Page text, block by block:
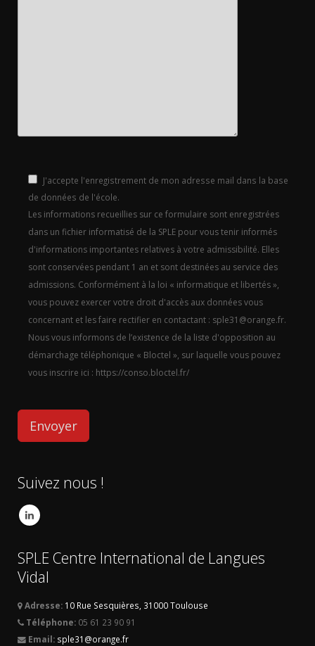
J'accepte l'enregistrement de mon adresse mail dans la base
de données de l'école.
Les informations recueillies sur ce formulaire sont enregistrées
dans un fichier informatisé de la SPLE pour vous tenir informés
d'informations importantes relatives à votre admissibilité. Elles
sont conservées pendant 1 an et sont destinées au service des
admissions. Conformément à la loi « informatique et libertés »,
vous pouvez exercer votre droit d'accès aux données vous
concernant et les faire rectifier en contactant : sple31@orange.fr.
Nous vous informons de l’existence de la liste d'opposition au
démarchage téléphonique « Bloctel », sur laquelle vous pouvez
vous inscrire ici : https://conso.bloctel.fr/
Suivez nous !
SPLE Centre International de Langues
Vidal
Adresse: 10 Rue Sesquières, 31000 Toulouse
Téléphone: 05 61 23 90 91
Email: sple31@orange.fr